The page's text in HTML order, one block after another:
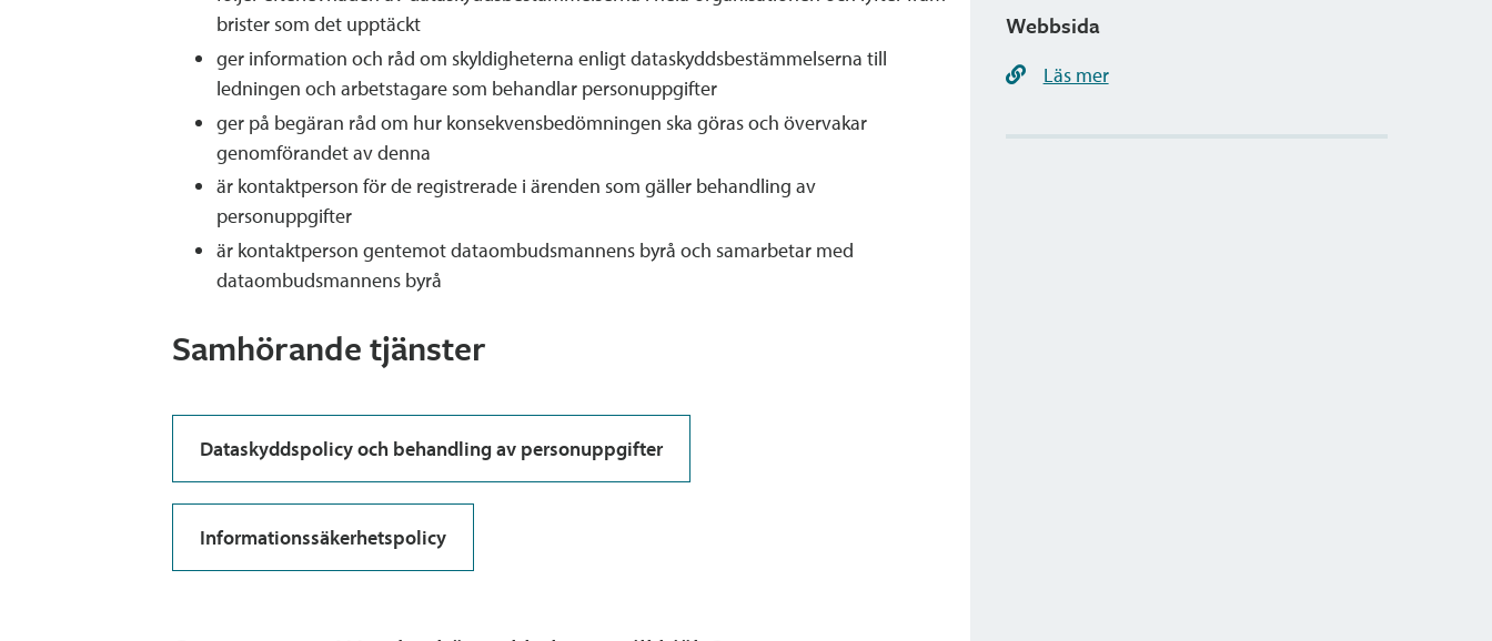
brister som det upptäckt
ger information och råd om skyldigheterna enligt dataskyddsbestämmelserna till
ledningen och arbetstagare som behandlar personuppgifter
ger på begäran råd om hur konsekvensbedömningen ska göras och övervakar
genomförandet av denna
är kontaktperson för de registrerade i ärenden som gäller behandling av
personuppgifter
är kontaktperson gentemot dataombudsmannens byrå och samarbetar med
dataombudsmannens byrå
Samhörande tjänster
Dataskyddspolicy och behandling av personuppgifter
Informationssäkerhetspolicy
Webbsida
Läs mer